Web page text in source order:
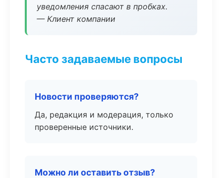
уведомления спасают в пробках.
— Клиент компании
Часто задаваемые вопросы
Новости проверяются?
Да, редакция и модерация, только
проверенные источники.
Можно ли оставить отзыв?